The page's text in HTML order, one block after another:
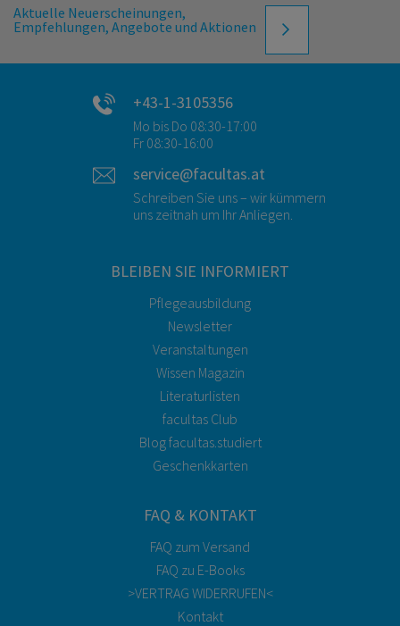
Aktuelle Neuerscheinungen,
Empfehlungen, Angebote und Aktionen
+43-1-3105356
Mo bis Do 08:30-17:00
Fr 08:30-16:00
service@facultas.at
Schreiben Sie uns – wir kümmern
uns zeitnah um Ihr Anliegen.
BLEIBEN SIE INFORMIERT
Pflegeausbildung
Newsletter
Veranstaltungen
Wissen Magazin
Literaturlisten
facultas Club
Blog facultas.studiert
Geschenkkarten
FAQ & KONTAKT
FAQ zum Versand
FAQ zu E-Books
>VERTRAG WIDERRUFEN<
Kontakt